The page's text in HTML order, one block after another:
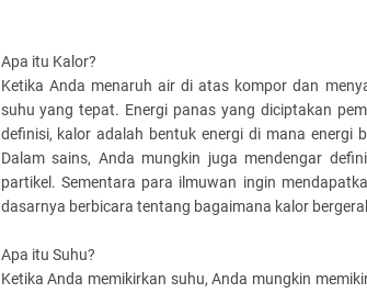
Apa itu Kalor?
Ketika Anda menaruh air di atas kompor dan
suhu yang tepat. Energi panas yang diciptakan
definisi, kalor adalah bentuk energi di mana energi
Dalam sains, Anda mungkin juga mendengar
partikel. Sementara para ilmuwan ingin
dasarnya berbicara tentang bagaimana kalor
Apa itu Suhu?
Ketika Anda memikirkan suhu, Anda mungkin